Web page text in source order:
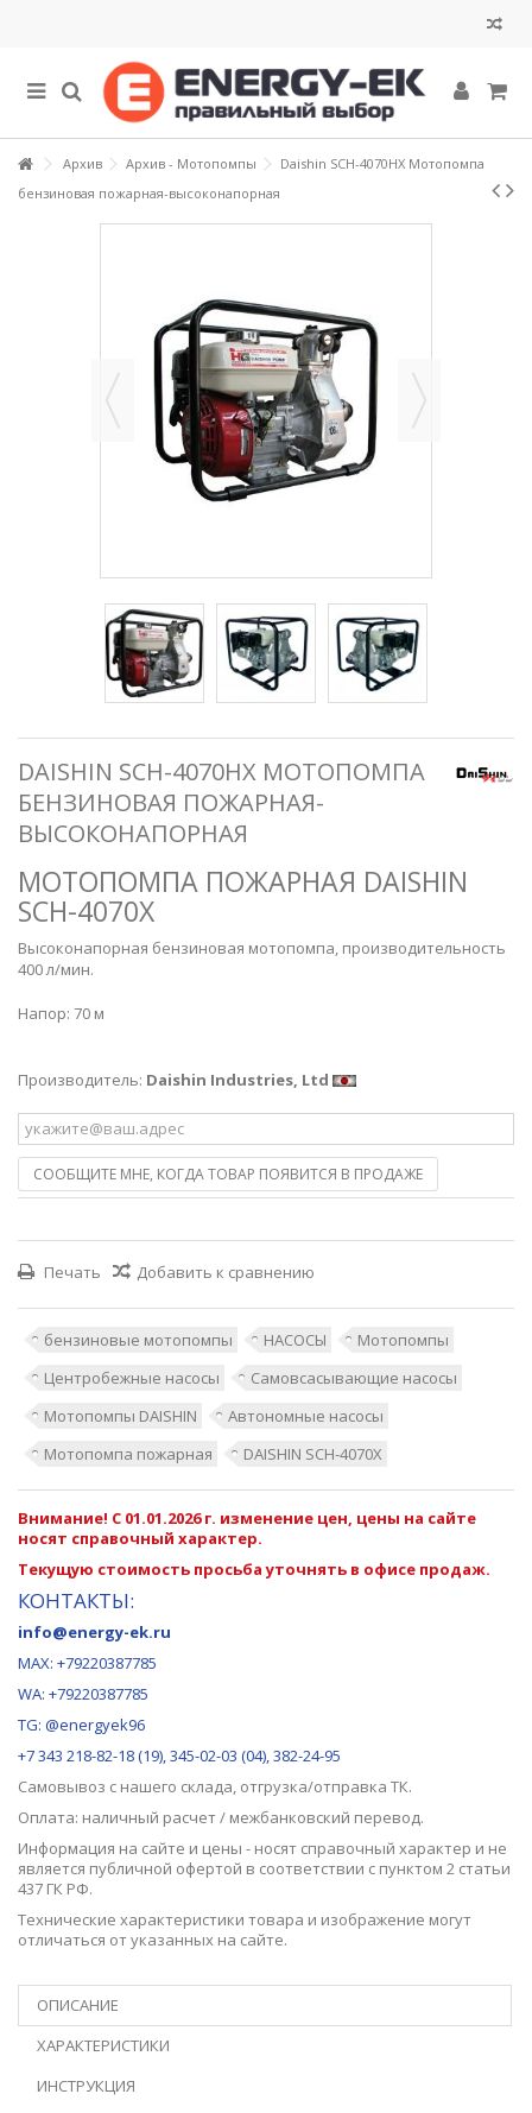
Архив Архив - Мотопомпы
Daishin SCH-4070HX Мотопомпа
бензиновая пожарная-высоконапорная
DAISHIN SCH-4070HX МОТОПОМПА
БЕНЗИНОВАЯ ПОЖАРНАЯ-
ВЫСОКОНАПОРНАЯ
МОТОПОМПА ПОЖАРНАЯ DAISHIN
SCH-4070X
Высоконапорная бензиновая мотопомпа, производительность
400 л/мин.
Напор: 70 м
Производитель: Daishin Industries, Ltd
СООБЩИТЕ МНЕ, КОГДА ТОВАР ПОЯВИТСЯ В ПРОДАЖЕ
Печать Добавить к сравнению
бензиновые мотопомпы НАСОСЫ
Мотопомпы
Центробежные насосы
Самовсасывающие насосы
Мотопомпы DAISHIN
Автономные насосы
Мотопомпа пожарная
DAISHIN SCH-4070X
Внимание! С 01.01.2026 г. изменение цен, цены на сайте
носят справочный характер.
Текущую стоимость просьба уточнять в офисе продаж.
КОНТАКТЫ:
info@energy-ek.ru
MAX: +79220387785
WA: +79220387785
TG: @energyek96
+7 343 218-82-18 (19), 345-02-03 (04), 382-24-95
Самовывоз с нашего склада, отгрузка/отправка ТК.
Оплата: наличный расчет / межбанковский перевод.
Информация на сайте и цены - носят справочный характер и не
является публичной офертой в соответствии с пунктом 2 статьи
437 ГК РФ.
Технические характеристики товара и изображение могут
отличаться от указанных на сайте.
ОПИСАНИЕ
ХАРАКТЕРИСТИКИ
ИНСТРУКЦИЯ